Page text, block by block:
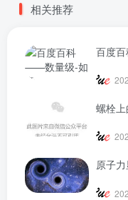
相关推荐
百度
螺栓
原子